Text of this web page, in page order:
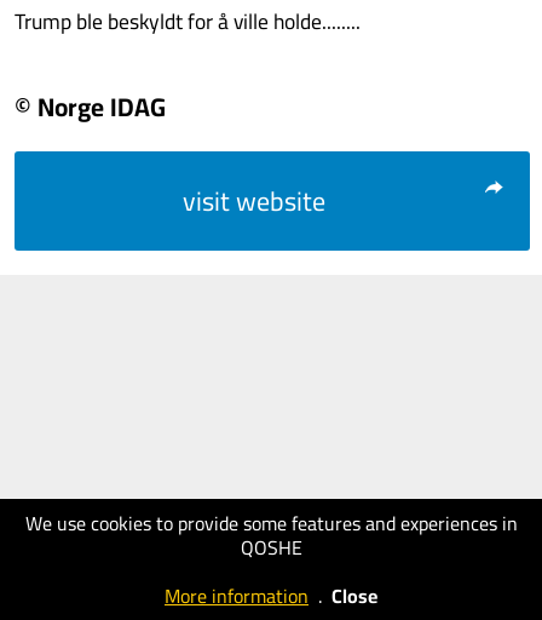
We use cookies to provide some features and experiences in
QOSHE
More information . Close
Trump ble beskyldt for å ville holde........
© Norge IDAG
visit website